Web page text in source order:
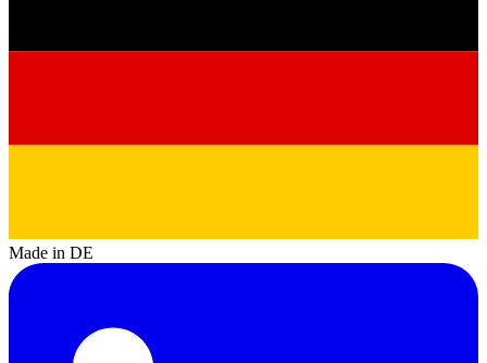
Made in DE